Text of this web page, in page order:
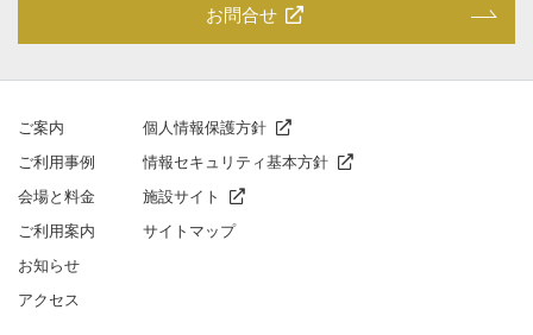
お問合せ
ご案内
ご利⽤事例
会場と料⾦
ご利⽤案内
お知らせ
アクセス
個人情報保護方針
情報セキュリティ基本方針
施設サイト
サイトマップ